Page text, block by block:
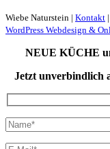
Wiebe Naturstein | Kontakt |
WordPress Webdesign &
NEUE KÜCHE
Jetzt unverbindlich